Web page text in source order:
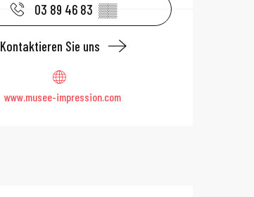
03 89 46 83 ▒▒
Kontaktieren Sie uns
www.musee-impression.com